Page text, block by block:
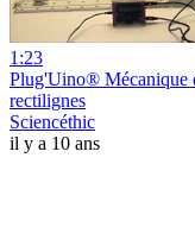
1:23
Plug'Uino® Mécanique
rectilignes
Sciencéthic
il y a 10 ans